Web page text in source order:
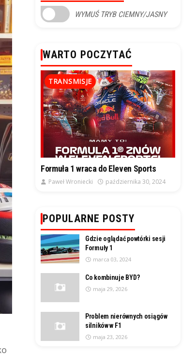
WYMUŚ TRYB CIEMNY/JASNY
WARTO POCZYTAĆ
TRANSMISJE
Formuła 1 wraca do Eleven Sports
Paweł Wroniecki października 30, 2024
POPULARNE POSTY
Gdzie oglądać powtórki sesji
Formuły 1
marca 03, 2024
Co kombinuje BYD?
maja 29, 2026
Problem nierównych osiągów
silników w F1
maja 23, 2026